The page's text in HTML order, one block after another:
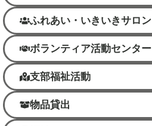
ふれあい・いきいきサロン
ボランティア活動センター
支部福祉活動
物品貸出